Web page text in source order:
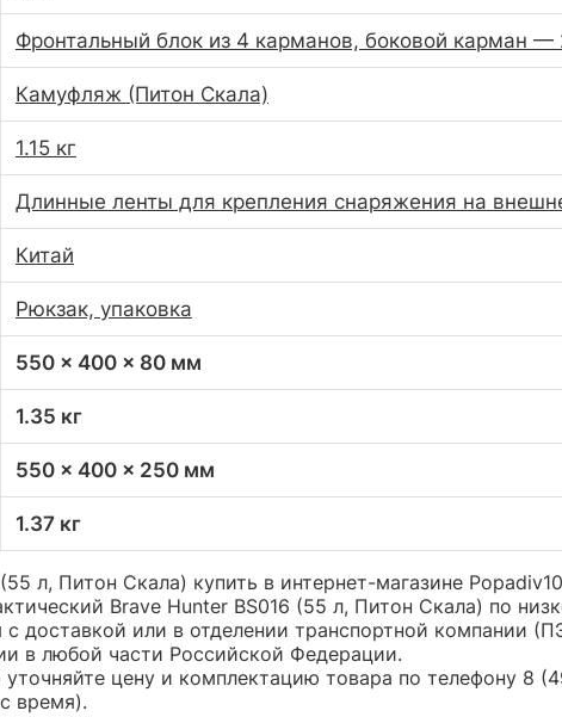
Фронтальный блок из 4 карманов, боковой карман
Камуфляж (Питон Скала)
1.15 кг
Длинные ленты для крепления снаряжения на
Китай
Рюкзак, упаковка
550 x 400 x 80 мм
1.35 кг
550 x 400 x 250 мм
1.37 кг
л, Питон Скала) купить в интернет-магазине
Brave Hunter BS016 (55 л, Питон Скала) по
доставкой или в отделении транспортной компании
в любой части Российской Федерации.
цену и комплектацию товара по телефону 8
время).